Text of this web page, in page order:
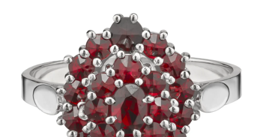
hvězdiček.